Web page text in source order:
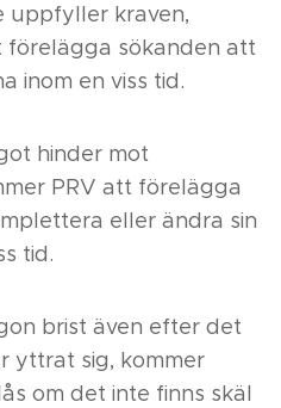
uppfyller kraven,
förelägga sökanden att
inom en viss tid.
hinder mot
PRV att förelägga
eller ändra sin
tid.
brist även efter det
yttrat sig, kommer
om det inte finns skäl